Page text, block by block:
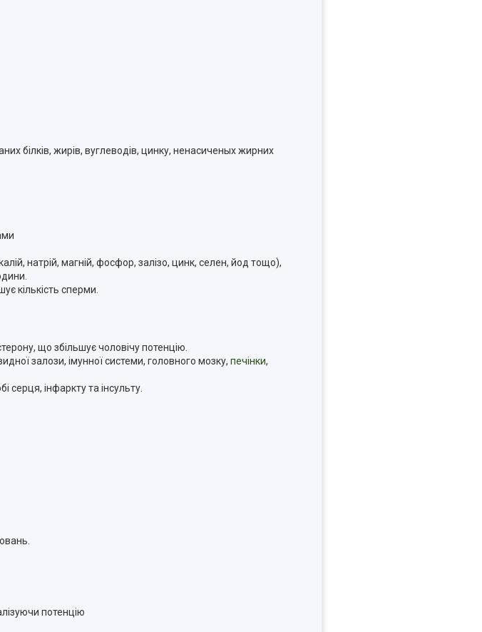
білків, жирів, вуглеводів, цинку, ненасиченых жирних
натрій, магній, фосфор, залізо, цинк, селен, йод тощо),
кількість сперми.
що збільшує чоловічу потенцію.
залози, імунної системи, головного мозку, печінки,
серця, інфаркту та інсульту.
потенцію